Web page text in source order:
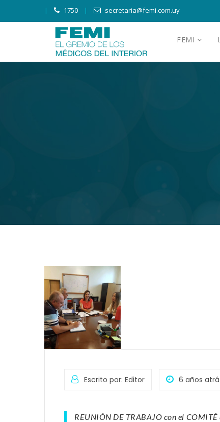
1750 secretaria@femi.com.uy
FEMI
Escrito por: Editor 6 años
REUNIÓN DE TRABAJO con el